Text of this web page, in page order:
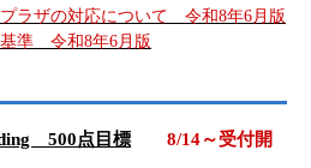
ラザの対応について 令和8年6月版
準 令和8年6月版
500点目標
8/14～受付開